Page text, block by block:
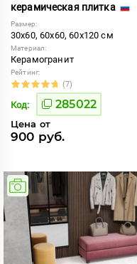
керамическая плитка
Размер:
30x60, 60x60, 60x120 см
Материал:
Керамогранит
Рейтинг:
(7)
Код: 285022
Цена от
900 руб.